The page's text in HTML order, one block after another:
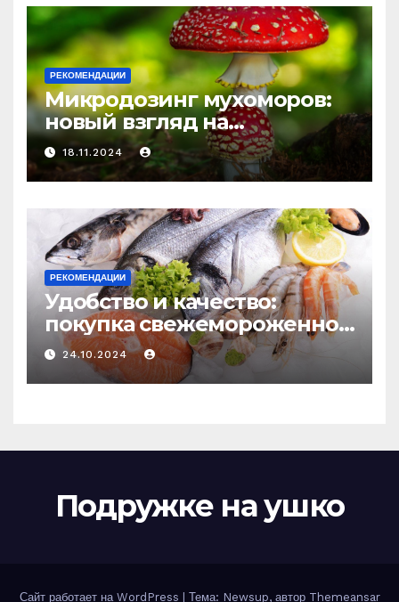
РЕКОМЕНДАЦИИ
Микродозинг мухоморов:
новый взгляд на
психоделику
18.11.2024
РЕКОМЕНДАЦИИ
Удобство и качество:
покупка свежемороженной
рыбы онлайн
24.10.2024
Подружке на ушко
Сайт работает на WordPress Тема: Newsup, автор Themeansar